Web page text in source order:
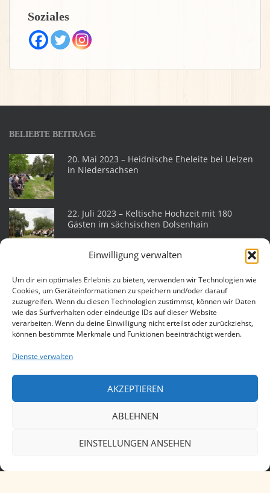
Einwilligung verwalten
Um dir ein optimales Erlebnis zu bieten, verwenden wir Technologien wie
Cookies, um Geräteinformationen zu speichern und/oder darauf
zuzugreifen. Wenn du diesen Technologien zustimmst, können wir Daten
wie das Surfverhalten oder eindeutige IDs auf dieser Website
verarbeiten. Wenn du deine Einwilligung nicht erteilst oder zurückziehst,
können bestimmte Merkmale und Funktionen beeinträchtigt werden.
Dienste verwalten
AKZEPTIEREN
ABLEHNEN
EINSTELLUNGEN ANSEHEN
Soziales
BELIEBTE BEITRÄGE
20. Mai 2023 – Heidnische Eheleite bei Uelzen
in Niedersachsen
22. Juli 2023 – Keltische Hochzeit mit 180
Gästen im sächsischen Dolsenhain
sächsischen Helmsdorf
Eheleite am 25. Juli 2015 auf der Katlenburg
Heidnische Hochzeit am 11. Juli 2015 in